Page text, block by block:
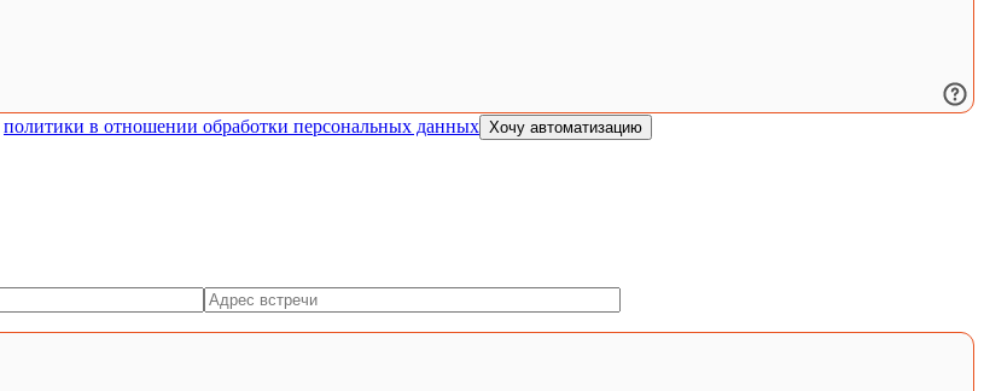
политики в отношении обработки персональных данных Хочу автоматизацию